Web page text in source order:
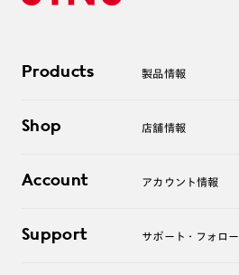
Products 製品情報
サングラス
コンタクトレンズ
アクセサリー
Shop 店舗情報
オンラインショップ
Account アカウント情報
ログアウト
Support サポート・フォロー